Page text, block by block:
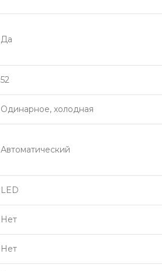
Да
52
Одинарное, холодная
Автоматический
LED
Нет
Нет